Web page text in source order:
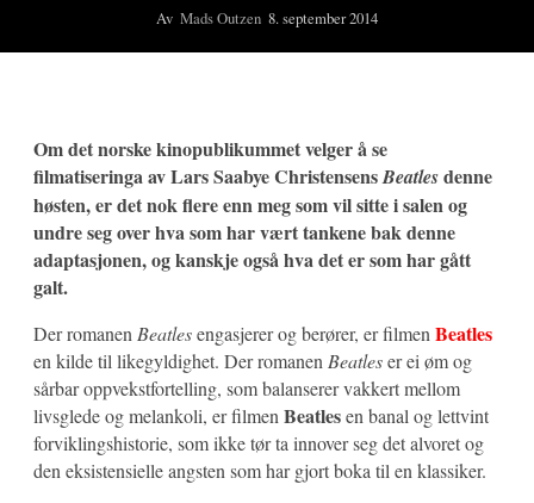
Av Mads Outzen 8. september 2014
Om det norske kinopublikummet velger å se
filmatiseringa av Lars Saabye ChristensensBeatlesdenne
høsten, er det nok flere enn meg som vil sitte i salen og
undre seg over hva som har vært tankene bak denne
adaptasjonen, og kanskje også hva det er som har gått
galt.
Der romanenBeatlesengasjerer og berører, er filmenBeatles
en kilde til likegyldighet. Der romanenBeatleser ei øm og
sårbar oppvekstfortelling, som balanserer vakkert mellom
livsglede og melankoli, er filmenBeatlesen banal og lettvint
forviklingshistorie, som ikke tør ta innover seg det alvoret og
den eksistensielle angsten som har gjort boka til en klassiker.